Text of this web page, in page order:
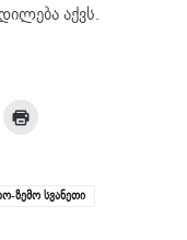
აქვს.
new
window)
ზემო სვანეთი